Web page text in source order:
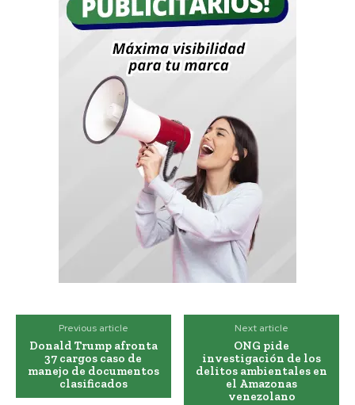
Previous article
Donald Trump afronta
37 cargos caso de
manejo de documentos
clasificados
Next article
ONG pide
investigación de los
delitos ambientales en
el Amazonas
venezolano